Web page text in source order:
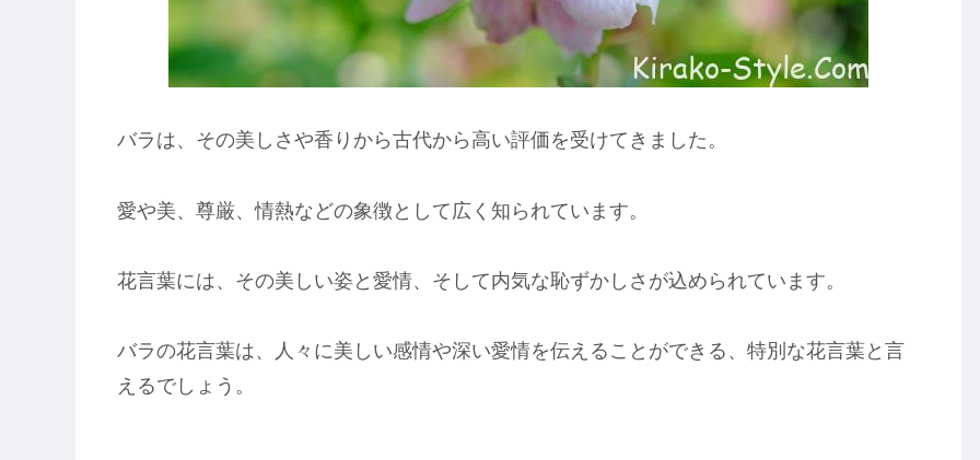
バラは、その美しさや香りから古代から高い評価を受けてきました。
愛や美、尊厳、情熱などの象徴として広く知られています。
花言葉には、その美しい姿と愛情、そして内気な恥ずかしさが込められています。
バラの花言葉は、人々に美しい感情や深い愛情を伝えることができる、特別な花言葉と言
えるでしょう。